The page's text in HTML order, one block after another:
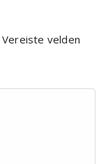
Vereiste velden